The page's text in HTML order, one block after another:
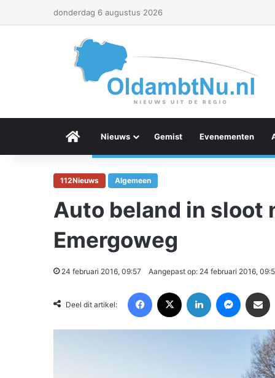
donderdag 6 augustus 2026
Menu Item
Nieuws Gemist Evenementen
112Nieuws Algemeen
Auto beland in sloot
Emergoweg
24 februari 2016, 09:57 Aangepast op: 24 februari 2016,
Deel dit artikel: